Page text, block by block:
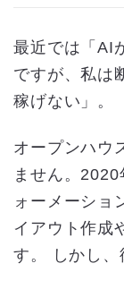
最近では「AI
ですが、私は
稼げない」。
オープンハウ
ません。
ォーメーショ
イアウト作成
す。 しかし、